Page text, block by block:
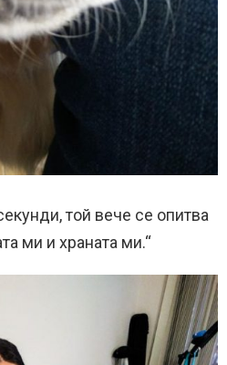
той вече се опитва
ми и храната ми.“